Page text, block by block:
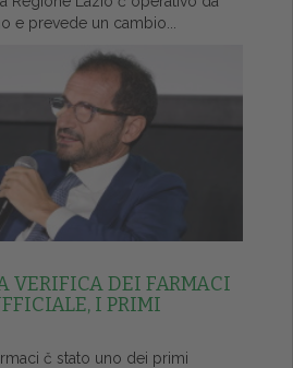
e prevede un cambio...
VERIFICA DEI FARMACI
I PRIMI
č stato uno dei primi